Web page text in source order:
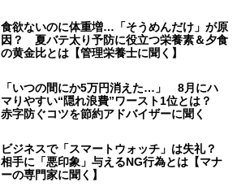
食欲ないのに体重増…「そうめんだけ」が原
因？ 夏バテ太り予防に役立つ栄養素＆夕食
の黄金比とは【管理栄養士に聞く】
「いつの間にか5万円消えた…」 8月にハ
マりやすい“隠れ浪費”ワースト1位とは？
赤字防ぐコツを節約アドバイザーに聞く
ビジネスで「スマートウォッチ」は失礼？
相手に「悪印象」与えるNG行為とは【マナ
ーの専門家に聞く】